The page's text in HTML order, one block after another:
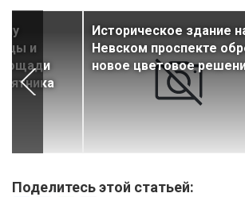
и
Историческое здание
Невском проспекте
новое цветовое
Поделитесь этой статьей: